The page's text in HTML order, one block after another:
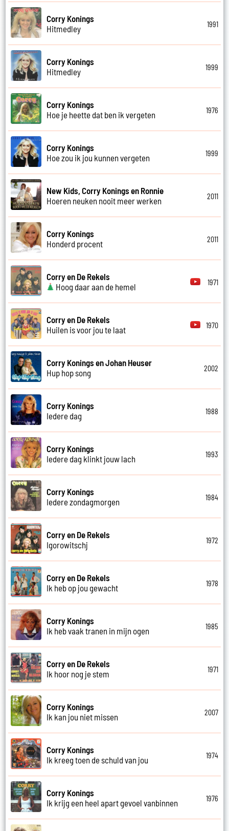
Corry Konings
Hitmedley
1991
Corry Konings
Hitmedley
1999
Corry Konings
Hoe je heette dat ben ik vergeten
1976
Corry Konings
Hoe zou ik jou kunnen vergeten
1999
New Kids, Corry Konings en Ronnie
Hoeren neuken nooit meer werken
2011
Corry Konings
Honderd procent
2011
Corry en De Rekels
Hoog daar aan de hemel
1971
Corry en De Rekels
Huilen is voor jou te laat
1970
Corry Konings en Johan Heuser
Hup hop song
2002
Corry Konings
Iedere dag
1988
Corry Konings
Iedere dag klinkt jouw lach
1993
Corry Konings
Iedere zondagmorgen
1984
Corry en De Rekels
Igorowitschj
1972
Corry en De Rekels
Ik heb op jou gewacht
1978
Corry Konings
Ik heb vaak tranen in mijn ogen
1985
Corry en De Rekels
Ik hoor nog je stem
1971
Corry Konings
Ik kan jou niet missen
2007
Corry Konings
Ik kreeg toen de schuld van jou
1974
Corry Konings
Ik krijg een heel apart gevoel vanbinnen
1976